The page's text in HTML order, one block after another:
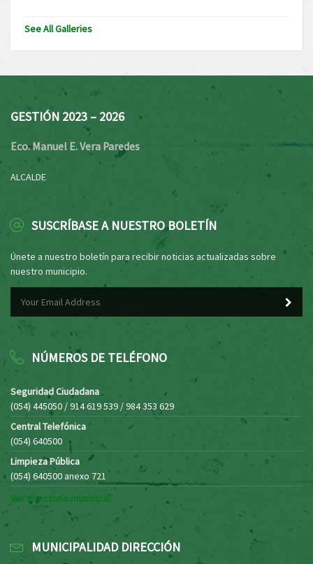
See All Galleries
GESTIÓN 2023 – 2026
Eco. Manuel E. Vera Paredes
ALCALDE
SUSCRÍBASE A NUESTRO BOLETÍN
Únete a nuestro boletín para recibir noticias actualizadas sobre
nuestro municipio.
NÚMEROS DE TELÉFONO
Seguridad Ciudadana
(054) 445050 / 914 619 539 / 984 353 629
Central Telefónica
(054) 640500
Limpieza Pública
(054) 640500 anexo 721
Ver directorio municipal
MUNICIPALIDAD DIRECCIÓN